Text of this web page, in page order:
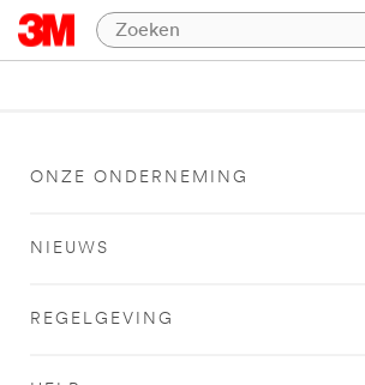
ONZE ONDERNEMING
NIEUWS
REGELGEVING